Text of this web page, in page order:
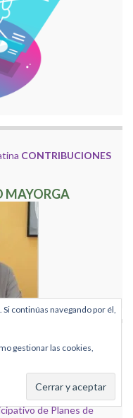
CONTRIBUCIONES
MAYORGA
el Valor de las
de Planes de
continúas navegando por él,
gestionar las cookies,